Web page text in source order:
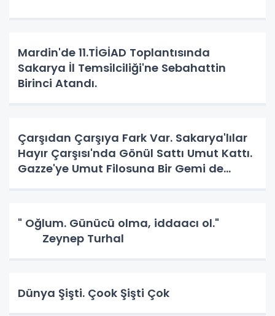
Mardin'de 11.TİGİAD Toplantısında
Sakarya İl Temsilciliği'ne Sebahattin
Birinci Atandı.
Çarşıdan Çarşıya Fark Var. Sakarya'lılar
Hayır Çarşısı'nda Gönül Sattı Umut Kattı.
Gazze'ye Umut Filosuna Bir Gemi de
" Oğlum. Günücü olma, iddaacı ol."
Zeynep Turhal
Dünya Şişti. Çook Şişti Çok